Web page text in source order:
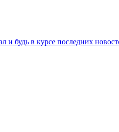
и будь в курсе последних